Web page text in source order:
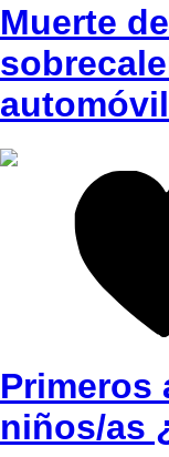
Muerte
Primeros
niños/as